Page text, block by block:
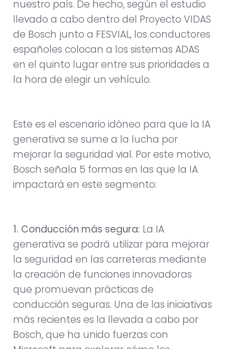
nuestro país. De hecho, según el estudio
llevado a cabo dentro del Proyecto VIDAS
de Bosch junto a FESVIAL, los conductores
españoles colocan a los sistemas ADAS
en el quinto lugar entre sus prioridades a
la hora de elegir un vehículo.
Este es el escenario idóneo para que la IA
generativa se sume a la lucha por
mejorar la seguridad vial. Por este motivo,
Bosch señala 5 formas en las que la IA
impactará en este segmento:
1. Conducción más segura: La IA
generativa se podrá utilizar para mejorar
la seguridad en las carreteras mediante
la creación de funciones innovadoras
que promuevan prácticas de
conducción seguras. Una de las iniciativas
más recientes es la llevada a cabo por
Bosch, que ha unido fuerzas con